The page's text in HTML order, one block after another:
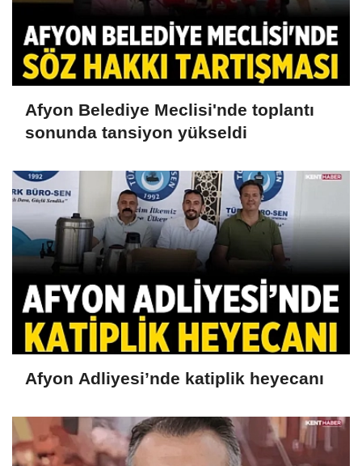
Afyon Belediye Meclisi'nde toplantı
sonunda tansiyon yükseldi
Afyon Adliyesi’nde katiplik heyecanı